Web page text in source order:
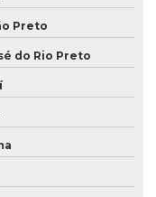
Preto
do Rio Preto